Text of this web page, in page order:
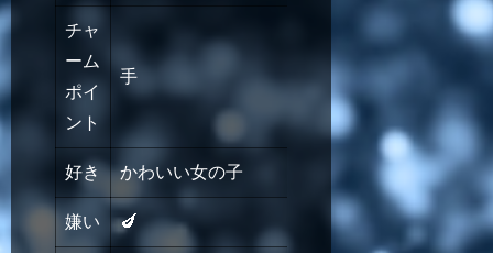
チャ
ーム
ポイ
ント
手
好き かわいい女の子
嫌い 🍆